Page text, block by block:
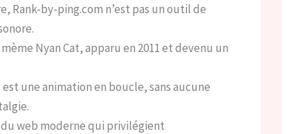
Rank-by-ping.com n’est pas un outil de
Nyan Cat, apparu en 2011 et devenu un
une animation en boucle, sans aucune
web moderne qui privilégient